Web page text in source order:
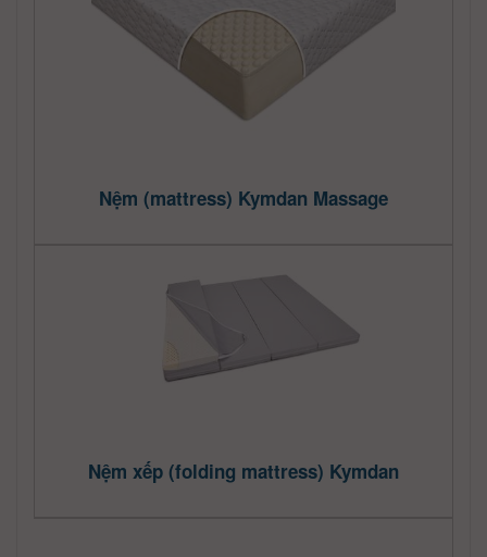
Nệm (mattress) Kymdan Massage
Nệm xếp (folding mattress) Kymdan